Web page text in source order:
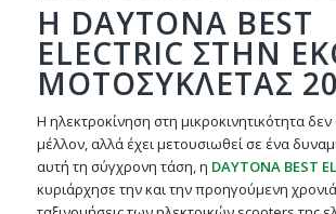
Η DAYTONA BEST
ELECTRIC ΣΤΗΝ
ΜΟΤΟΣΥΚΛΕΤΑΣ
Η ηλεκτροκίνηση στη μικροκινητικότητα δεν
μέλλον, αλλά έχει μετουσιωθεί σε ένα
αυτή τη σύγχρονη τάση, η DAYTONA BEST
κυριάρχησε την και την προηγούμενη χρονιά